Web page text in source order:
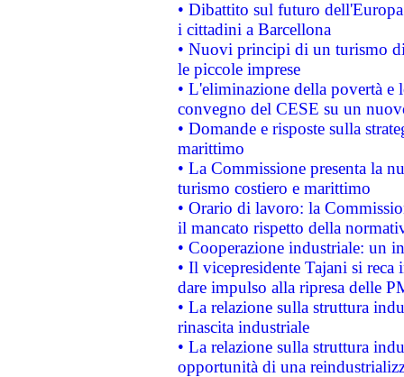
• Dibattito sul futuro
i cittadini a Barcellona
• Nuovi principi di un turismo
le piccole imprese
• L'eliminazione della povertà
convegno del CESE su un
• Domande e risposte sulla
marittimo
• La Commissione presenta la
turismo costiero e marittimo
• Orario di lavoro: la
il mancato rispetto della
• Cooperazione industriale: un
• Il vicepresidente Tajani si
dare impulso alla ripresa delle
• La relazione sulla struttura
rinascita industriale
• La relazione sulla struttura
opportunità di una